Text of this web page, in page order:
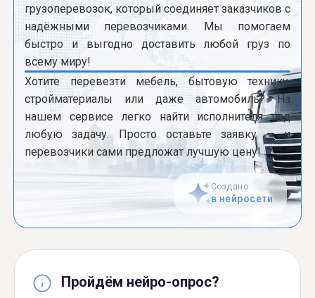
грузоперевозок, который соединяет заказчиков с
надёжными перевозчиками. Мы помогаем
быстро и выгодно доставить любой груз по
всему миру!
Хотите перевезти мебель, бытовую технику,
стройматериалы или даже автомобиль? На
нашем сервисе легко найти исполнителя под
любую задачу. Просто оставьте заявку — и
перевозчики сами предложат лучшую цену!
Создано
в нейросети
Пройдём нейро-опрос?